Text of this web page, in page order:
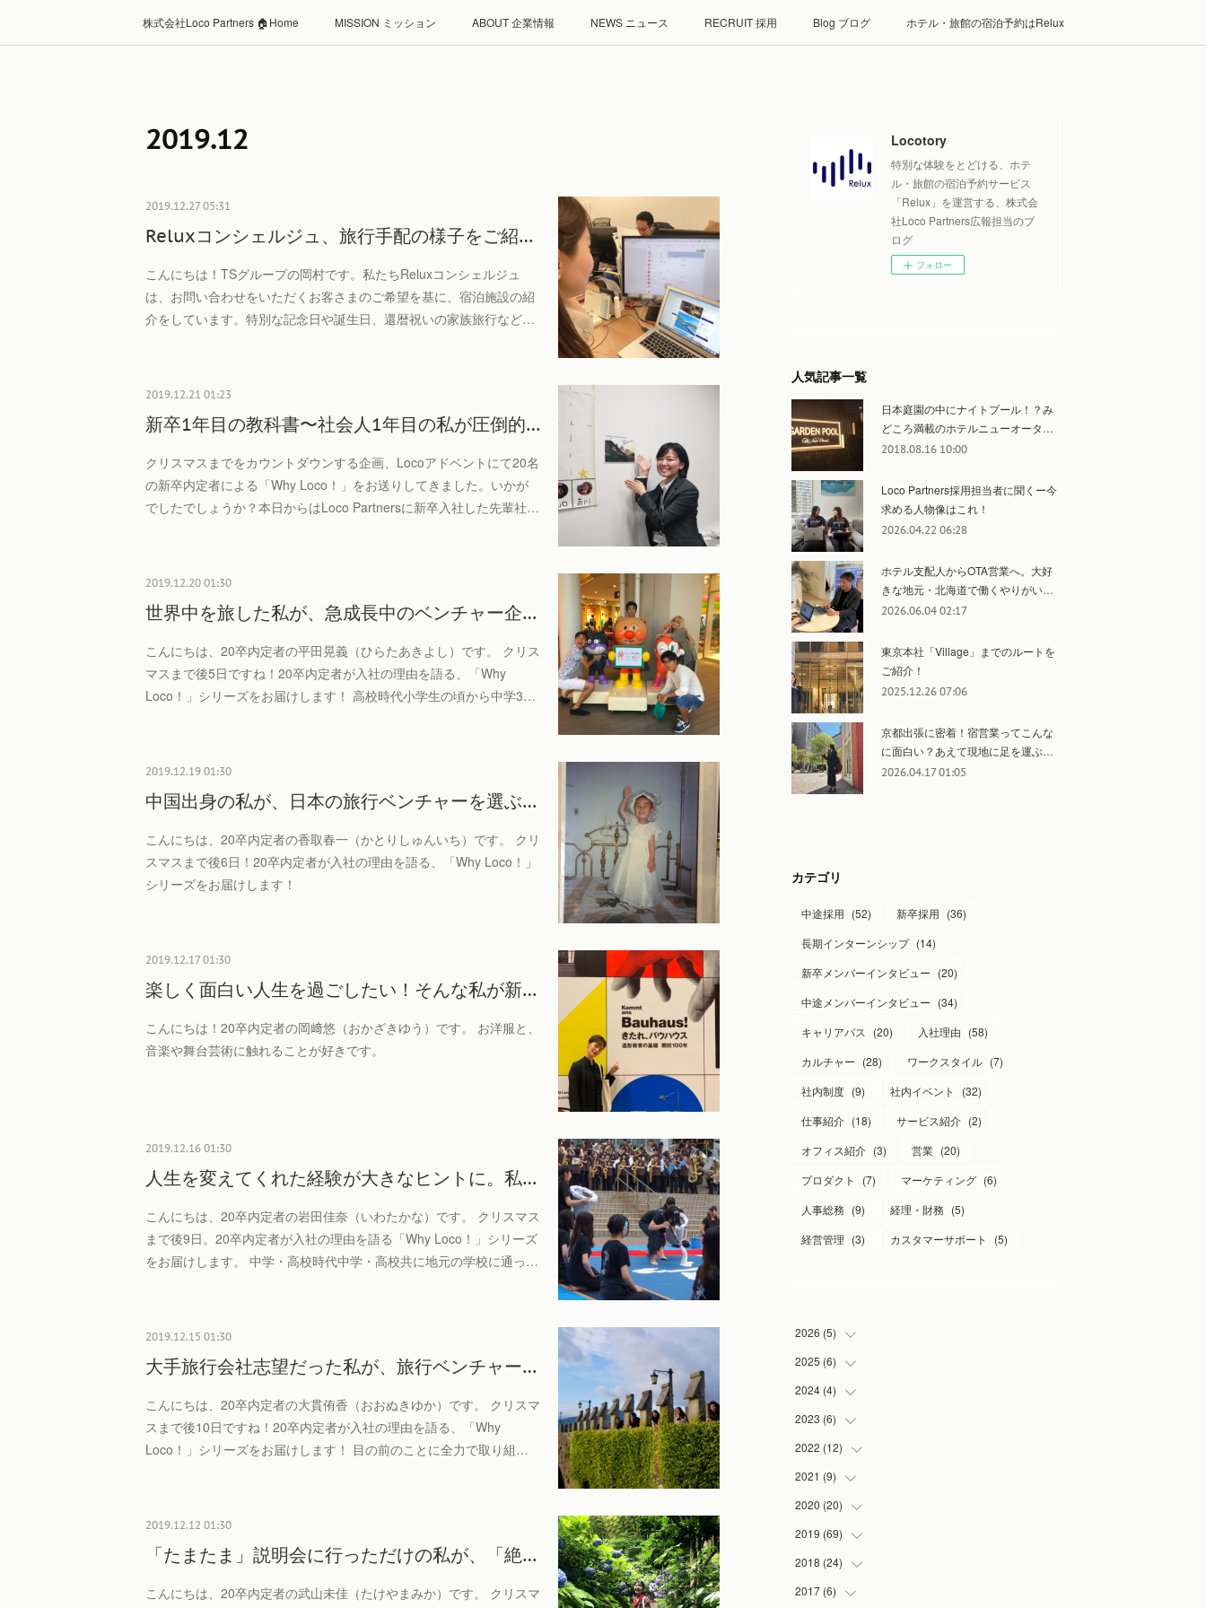
株式会社Loco Partners 🏠Home MISSION ミッション ABOUT 企業情報 NEWS ニュース RECRUIT 採用 Blog ブログ ホテル・旅館の宿泊予約はRelux
2019.12
2019.12.27 05:31
Reluxコンシェルジュ、旅行手配の様子をご紹…
こんにちは！TSグループの岡村です。私たちReluxコンシェルジュ
は、お問い合わせをいただくお客さまのご希望を基に、宿泊施設の紹
介をしています。特別な記念日や誕生日、還暦祝いの家族旅行など…
2019.12.21 01:23
新卒1年目の教科書〜社会人1年目の私が圧倒的…
クリスマスまでをカウントダウンする企画、Locoアドベントにて20名
の新卒内定者による「Why Loco！」をお送りしてきました。いかが
でしたでしょうか？本日からはLoco Partnersに新卒入社した先輩社…
2019.12.20 01:30
世界中を旅した私が、急成長中のベンチャー企…
こんにちは、20卒内定者の平田晃義（ひらたあきよし）です。 クリス
マスまで後5日ですね！20卒内定者が入社の理由を語る、「Why
Loco！」シリーズをお届けします！ 高校時代小学生の頃から中学3…
2019.12.19 01:30
中国出身の私が、日本の旅行ベンチャーを選ぶ…
こんにちは、20卒内定者の香取春一（かとりしゅんいち）です。 クリ
スマスまで後6日！20卒内定者が入社の理由を語る、「Why Loco！」
シリーズをお届けします！
2019.12.17 01:30
楽しく面白い人生を過ごしたい！そんな私が新…
こんにちは！20卒内定者の岡﨑悠（おかざきゆう）です。 お洋服と、
音楽や舞台芸術に触れることが好きです。
2019.12.16 01:30
人生を変えてくれた経験が大きなヒントに。私…
こんにちは、20卒内定者の岩田佳奈（いわたかな）です。 クリスマス
まで後9日。20卒内定者が入社の理由を語る「Why Loco！」シリーズ
をお届けします。 中学・高校時代中学・高校共に地元の学校に通っ…
2019.12.15 01:30
大手旅行会社志望だった私が、旅行ベンチャー…
こんにちは、20卒内定者の大貫侑香（おおぬきゆか）です。 クリスマ
スまで後10日ですね！20卒内定者が入社の理由を語る、「Why
Loco！」シリーズをお届けします！ 目の前のことに全力で取り組…
2019.12.12 01:30
「たまたま」説明会に行っただけの私が、「絶…
こんにちは、20卒内定者の武山未佳（たけやまみか）です。 クリスマ
Locotory
特別な体験をとどける、ホテ
ル・旅館の宿泊予約サービス
「Relux」を運営する、株式会
社Loco Partners広報担当のブ
ログ
フォロー
人気記事一覧
日本庭園の中にナイトプール！？み
どころ満載のホテルニューオータ…
2018.08.16 10:00
Loco Partners採用担当者に聞くー今
求める人物像はこれ！
2026.04.22 06:28
ホテル支配人からOTA営業へ。大好
きな地元・北海道で働くやりがい…
2026.06.04 02:17
東京本社「Village」までのルートを
ご紹介！
2025.12.26 07:06
京都出張に密着！宿営業ってこんな
に面白い？あえて現地に足を運ぶ…
2026.04.17 01:05
カテゴリ
中途採用 (52) 新卒採用 (36)
長期インターンシップ (14)
新卒メンバーインタビュー (20)
中途メンバーインタビュー (34)
キャリアパス
(20) 入社理由 (58)
カルチャー (28) ワークスタイル (7)
社内制度 (9) 社内イベント (32)
仕事紹介 (18) サービス紹介 (2)
オフィス紹介 (3) 営業 (20)
プロダクト
(7) マーケティング (6)
人事総務 (9) 経理・財務 (5)
経営管理 (3) カスタマーサポート (5)
2026 (5)
(
)
(
)
(
)
(1
2025 (6)
(
)
(
)
(3
(
)
2024 (4)
(
)
(1
(
)
(1
2023 (6)
(2
(
)
(3
2022 (12)
(
)
(1
(1
(1
(
)
2021 (9)
(1
(2
(2
(
)
2020 (20)
(1
(7
(
)
2019 (69)
(20
)
(
)
2018 (24)
(
)
2017 (6)